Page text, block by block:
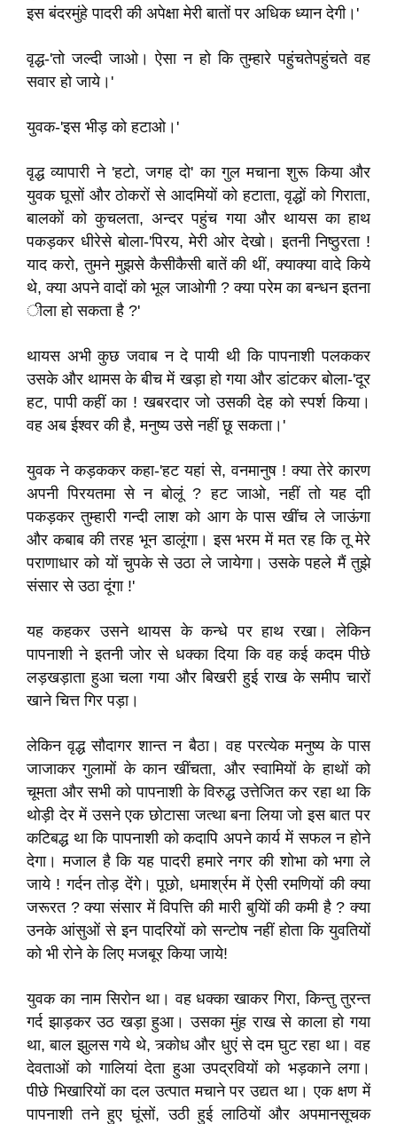
इस बंदरमुंहे पादरी की अपेक्षा मेरी बातों पर अधिक ध्यान देगी।'
वृद्ध-'तो जल्दी जाओ। ऐसा न हो कि तुम्हारे पहुंचतेपहुंचते वह
सवार हो जाये।'
युवक-'इस भीड़ को हटाओ।'
वृद्ध व्यापारी ने 'हटो, जगह दो' का गुल मचाना शुरू किया और
युवक घूसों और ठोकरों से आदमियों को हटाता, वृद्धों को गिराता,
बालकों को कुचलता, अन्दर पहुंच गया और थायस का हाथ
पकड़कर धीरेसे बोला-'पिरय, मेरी ओर देखो। इतनी निष्ठुरता !
याद करो, तुमने मुझसे कैसीकैसी बातें की थीं, क्याक्या वादे किये
थे, क्या अपने वादों को भूल जाओगी ? क्या परेम का बन्धन इतना
ीला हो सकता है ?'
थायस अभी कुछ जवाब न दे पायी थी कि पापनाशी पलककर
उसके और थामस के बीच में खड़ा हो गया और डांटकर बोला-'दूर
हट, पापी कहीं का ! खबरदार जो उसकी देह को स्पर्श किया।
वह अब ईश्वर की है, मनुष्य उसे नहीं छू सकता।'
युवक ने कड़ककर कहा-'हट यहां से, वनमानुष ! क्या तेरे कारण
अपनी पिरयतमा से न बोलूं ? हट जाओ, नहीं तो यह दा़ी
पकड़कर तुम्हारी गन्दी लाश को आग के पास खींच ले जाऊंगा
और कबाब की तरह भून डालूंगा। इस भरम में मत रह कि तू मेरे
पराणाधार को यों चुपके से उठा ले जायेगा। उसके पहले मैं तुझे
संसार से उठा दूंगा !'
यह कहकर उसने थायस के कन्धे पर हाथ रखा। लेकिन
पापनाशी ने इतनी जोर से धक्का दिया कि वह कई कदम पीछे
लड़खड़ाता हुआ चला गया और बिखरी हुई राख के समीप चारों
खाने चित्त गिर पड़ा।
लेकिन वृद्ध सौदागर शान्त न बैठा। वह परत्येक मनुष्य के पास
जाजाकर गुलामों के कान खींचता, और स्वामियों के हाथों को
चूमता और सभी को पापनाशी के विरुद्ध उत्तेजित कर रहा था कि
थोड़ी देर में उसने एक छोटासा जत्था बना लिया जो इस बात पर
कटिबद्ध था कि पापनाशी को कदापि अपने कार्य में सफल न होने
देगा। मजाल है कि यह पादरी हमारे नगर की शोभा को भगा ले
जाये ! गर्दन तोड़ देंगे। पूछो, धमार्श्रम में ऐसी रमणियों की क्या
जरूरत ? क्या संसार में विपत्ति की मारी बुयिों की कमी है ? क्या
उनके आंसुओं से इन पादरियों को सन्टोष नहीं होता कि युवतियों
को भी रोने के लिए मजबूर किया जाये!
युवक का नाम सिरोन था। वह धक्का खाकर गिरा, किन्तु तुरन्त
गर्द झाड़कर उठ खड़ा हुआ। उसका मुंह राख से काला हो गया
था, बाल झुलस गये थे, त्र्कोध और धुएं से दम घुट रहा था। वह
देवताओं को गालियां देता हुआ उपद्रवियों को भड़काने लगा।
पीछे भिखारियों का दल उत्पात मचाने पर उद्यत था। एक क्षण में
पापनाशी तने हुए घूंसों, उठी हुई लाठियों और अपमानसूचक